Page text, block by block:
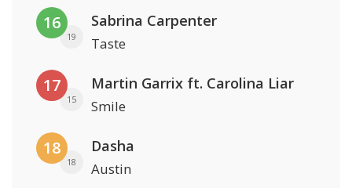
16
19
Sabrina Carpenter
Taste
17
15
Martin Garrix ft. Carolina Liar
Smile
18
18
Dasha
Austin